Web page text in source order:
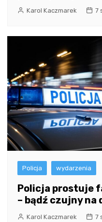
Karol Kaczmarek 7
Policja wydarzenia
Policja prostuje
– bądź czujny
Karol Kaczmarek 7